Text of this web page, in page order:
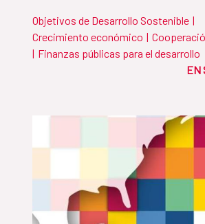
Objetivos de Desarrollo Sostenible |
Crecimiento económico |
| Finanzas públicas para el desarrollo
EN